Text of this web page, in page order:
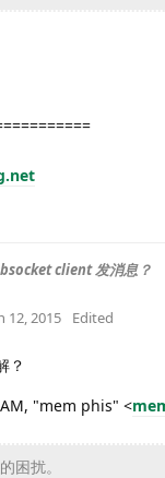
client 发消息？
12, 2015 Edited
？
"mem phis" <
困扰。